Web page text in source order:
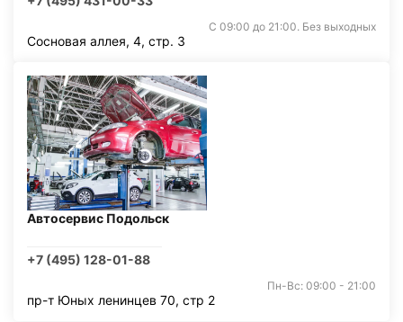
С 09:00 до 21:00. Без выходных
Сосновая аллея, 4, стр. 3
Автосервис Подольск
+7 (495) 128-01-88
Пн-Вс: 09:00 - 21:00
пр-т Юных ленинцев 70, стр 2